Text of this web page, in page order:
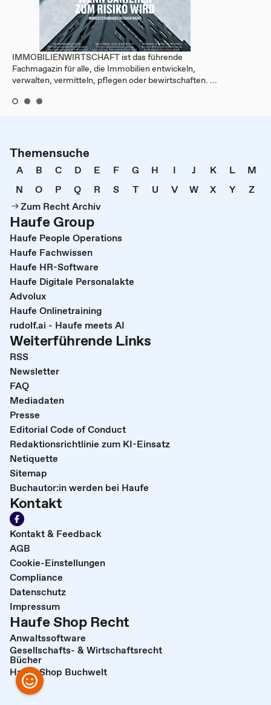
IMMOBILIENWIRTSCHAFT ist das führende
Fachmagazin für alle, die Immobilien entwickeln,
verwalten, vermitteln, pflegen oder bewirtschaften. ...
Themensuche
A B C D E F G H I J K L
M
N
O P Q R S T U V W X Y
Z
Zum Recht Archiv
Haufe Group
Haufe People Operations
Haufe Fachwissen
Haufe HR-Software
Haufe Digitale Personalakte
Advolux
Haufe Onlinetraining
rudolf.ai - Haufe meets AI
Weiterführende Links
RSS
Newsletter
FAQ
Mediadaten
Presse
Editorial Code of Conduct
Redaktionsrichtlinie zum KI-Einsatz
Netiquette
Sitemap
Buchautor:in werden bei Haufe
Kontakt
Kontakt & Feedback
AGB
Cookie-Einstellungen
Compliance
Datenschutz
Impressum
Haufe Shop Recht
Anwaltssoftware
Gesellschafts- & Wirtschaftsrecht
Bücher
Haufe Shop Buchwelt